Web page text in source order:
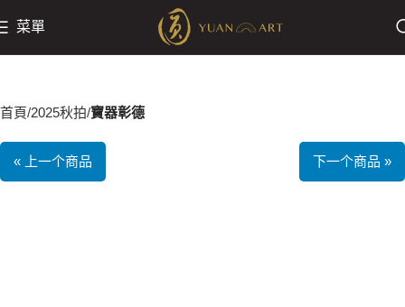
菜單
首頁 2025秋拍 寶器彰德
« 上一个商品 下一个商品 »